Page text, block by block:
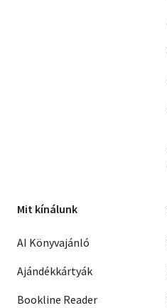
Mit kínálunk
AI Könyvajánló
Ajándékkártyák
Bookline Reader